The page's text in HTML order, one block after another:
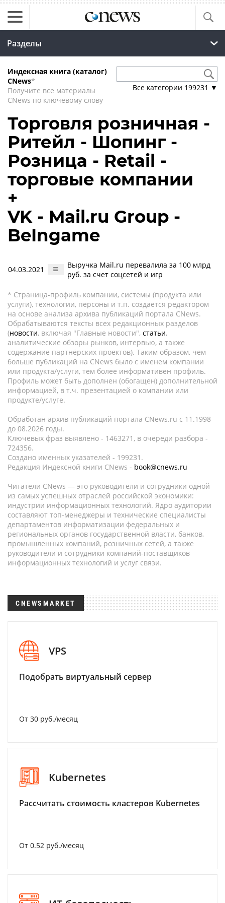
Разделы
Индексная книга (каталог)
CNews*
Получите все материалы
CNews по ключевому слову
Все категории 199231 ▼
Торговля розничная -
Ритейл - Шопинг -
Розница - Retail -
торговые компании
+
VK - Mail.ru Group -
BeIngame
04.03.2021
Выручка Mail.ru перевалила за 100 млрд
руб. за счет соцсетей и игр
* Страница-профиль компании, системы (продукта или
услуги), технологии, персоны и т.п. создается редактором
на основе анализа архива публикаций портала CNews.
Обрабатываются тексты всех редакционных разделов
(новости, включая "Главные новости", статьи,
аналитические обзоры рынков, интервью, а также
содержание партнёрских проектов). Таким образом, чем
больше публикаций на CNews было с именем компании
или продукта/услуги, тем более информативен профиль.
Профиль может быть дополнен (обогащен) дополнительной
информацией, в т.ч. презентацией о компании или
продукте/услуге.
Обработан архив публикаций портала CNews.ru c 11.1998
до 08.2026 годы.
Ключевых фраз выявлено - 1463271, в очереди разбора -
724356.
Создано именных указателей - 199231.
Редакция Индексной книги CNews - book@cnews.ru
Читатели CNews — это руководители и сотрудники одной
из самых успешных отраслей российской экономики:
индустрии информационных технологий. Ядро аудитории
составляют топ-менеджеры и технические специалисты
департаментов информатизации федеральных и
региональных органов государственной власти, банков,
промышленных компаний, розничных сетей, а также
руководители и сотрудники компаний-поставщиков
информационных технологий и услуг связи.
CNEWSMARKET
VPS
Подобрать виртуальный сервер
От 30 руб./месяц
Kubernetes
Рассчитать стоимость кластеров Kubernetes
От 0.52 руб./месяц